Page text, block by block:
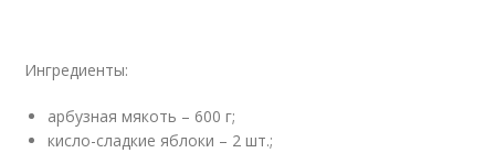
Ингредиенты:
арбузная мякоть – 600 г;
кисло-сладкие яблоки – 2 шт.;